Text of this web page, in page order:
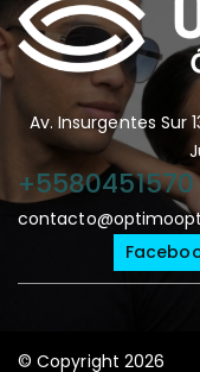
Av. Insurgentes Sur
+5580451570
© Copyright 2026